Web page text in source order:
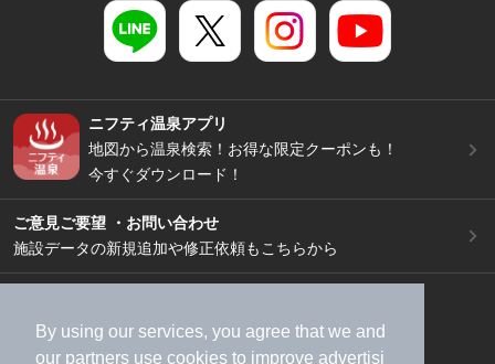
By using our services, you agree that we and
our partners use cookies to improve advertisi
ニフティ温泉アプリ
地図から温泉検索！お得な限定クーポンも！
今すぐダウンロード！
ご意見ご要望 ・お問い合わせ
施設データの新規追加や修正依頼もこちらから
加盟店募集（資料請求）
広告出稿のご案内
利用規約
ライフスタイルMEMBERS+規約